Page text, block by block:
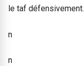
le taf défensivement.
n
n